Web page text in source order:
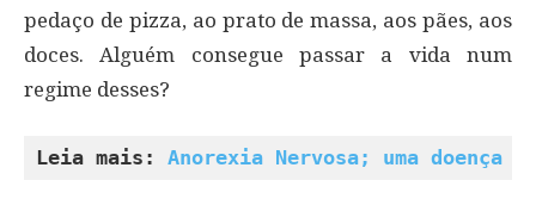
pedaço de pizza, ao prato de massa, aos pães, aos
doces. Alguém consegue passar a vida num
regime desses?
Leia mais: Anorexia Nervosa; uma doença